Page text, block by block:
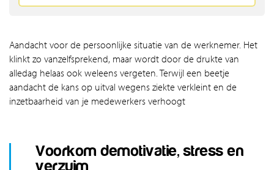
Aandacht voor de persoonlijke situatie van de werknemer. Het
klinkt zo vanzelfsprekend, maar wordt door de drukte van
alledag helaas ook weleens vergeten. Terwijl een beetje
aandacht de kans op uitval wegens ziekte verkleint en de
inzetbaarheid van je medewerkers verhoogt
Voorkom demotivatie, stress en
verzuim